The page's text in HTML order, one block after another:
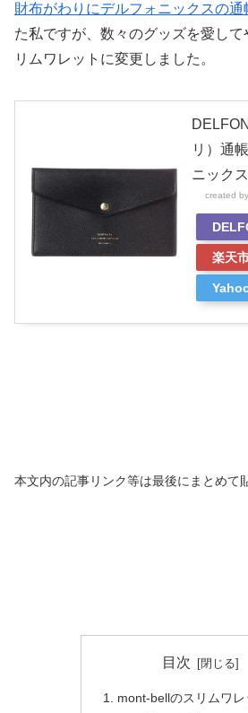
財布がわりにデルフォニックスの通
た私ですが、数々のグッズを愛し
リムワレットに変更しました。
リ）通
ニックス
created by
楽天
本文内の記事リンク等は最後にまとめて
目次
mont-bellのスリムワレ